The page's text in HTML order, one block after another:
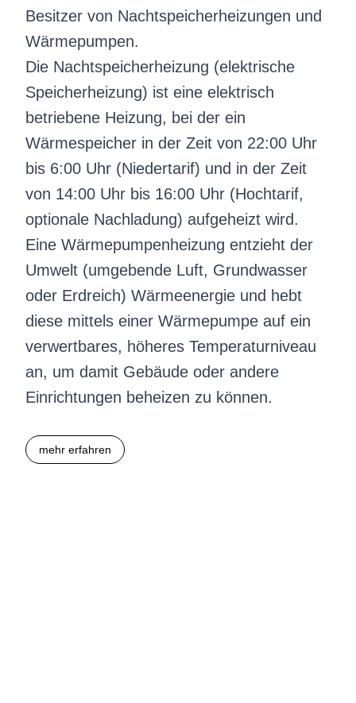
Besitzer von Nachtspeicherheizungen und
Wärmepumpen.
Die Nachtspeicherheizung (elektrische
Speicherheizung) ist eine elektrisch
betriebene Heizung, bei der ein
Wärmespeicher in der Zeit von 22:00 Uhr
bis 6:00 Uhr (Niedertarif) und in der Zeit
von 14:00 Uhr bis 16:00 Uhr (Hochtarif,
optionale Nachladung) aufgeheizt wird.
Eine Wärmepumpenheizung entzieht der
Umwelt (umgebende Luft, Grundwasser
oder Erdreich) Wärmeenergie und hebt
diese mittels einer Wärmepumpe auf ein
verwertbares, höheres Temperaturniveau
an, um damit Gebäude oder andere
Einrichtungen beheizen zu können.
mehr erfahren